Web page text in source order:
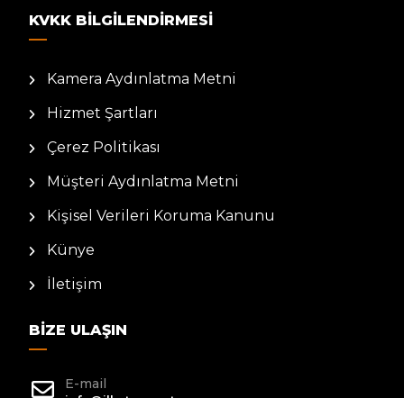
KVKK BILGILENDIRMESI
Kamera Aydınlatma Metni
Hizmet Şartları
Çerez Politikası
Müşteri Aydınlatma Metni
Kişisel Verileri Koruma Kanunu
Künye
İletişim
BIZE ULAŞIN
E-mail